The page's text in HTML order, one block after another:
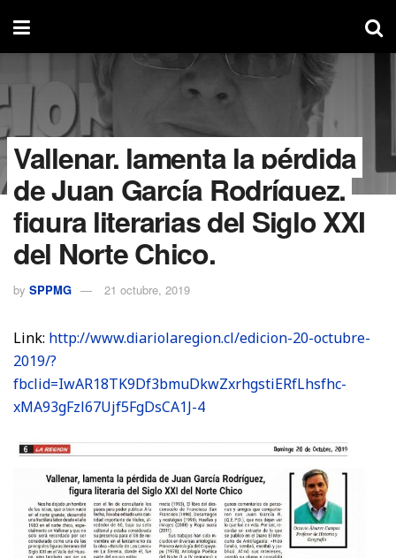
Vallenar, lamenta la pérdida
de Juan García Rodríguez,
figura literarias del Siglo XXI
del Norte Chico.
by SPPMG 21 octubre, 2019
Link: http://www.diariolaregion.cl/edicion-20-octubre-
2019/?
fbclid=IwAR18TK9Df3bmuDkwZxrhgstiERfLhsfhc-
xMA93gFzl67Ujf5FgDsCA1J-4